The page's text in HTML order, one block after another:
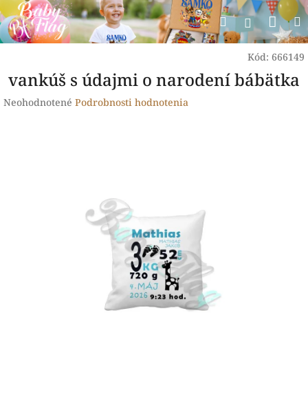
Prejsť
na
obsah
Hľadať
Kód: 666149
vankúš s údajmi o narodení bábätka
Priemerné
Neohodnotené Podrobnosti hodnotenia